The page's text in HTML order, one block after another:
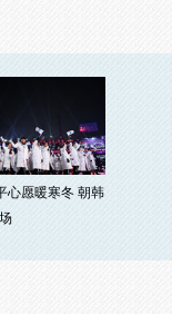
心愿暖寒冬 朝韩